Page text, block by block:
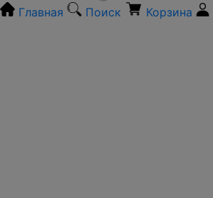
Главная Поиск Корзина